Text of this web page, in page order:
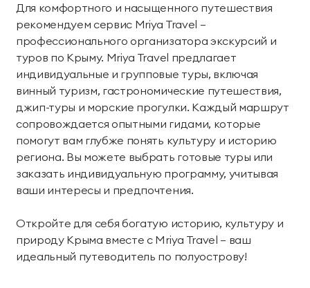
Для комфортного и насыщенного путешествия
рекомендуем сервис Mriya Travel —
профессионального организатора экскурсий и
туров по Крыму. Mriya Travel предлагает
индивидуальные и групповые туры, включая
винный туризм, гастрономические путешествия,
джип-туры и морские прогулки. Каждый маршрут
сопровождается опытными гидами, которые
помогут вам глубже понять культуру и историю
региона. Вы можете выбрать готовые туры или
заказать индивидуальную программу, учитывая
ваши интересы и предпочтения.
Откройте для себя богатую историю, культуру и
природу Крыма вместе с Mriya Travel — ваш
идеальный путеводитель по полуострову!